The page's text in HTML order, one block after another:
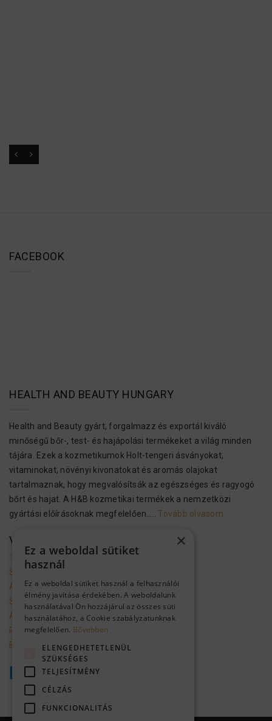
FACEBOOK
HEALTH AND BEAUTY HUNGARY
Health and Beauty gyárt, forgalmazz és exportál kiváló
minőségű bőr-, test- és hajápolási termékeket a világ minden
tájára. Ezek a kozmetikumok Holt-tengeri ásványokat,
vitaminokat, növényi kivonatokat és aromás olajokat
tartalmaznak, hogy megvalósítsák az egészséges és ragyogó
bőrt és hajat. A H&B kozmetikai termékek a nemzetközi
gyártási előírásoknak megfelelően….. Tovább olvasom
VEVŐSZOLGÁLAT
Szolgáltató adatai
Általános szerződési feltételek
Szállítási feltételek
Adatkezelési tájékoztató
Promóciók mappa a gmailbe
Ellálás a szerződéstől
×
Ez a weboldal sütiket
használ
Ez a weboldal sütiket használ a felhasználói
élmény javítása érdekében. A weboldalunk
használatával Ön hozzájárul az összes süti
használatához, a Cookie szabályzatunknak
megfelelően. Bővebben
ELENGEDHETETLENÜL
SZÜKSÉGES
TELJESÍTMÉNY
CÉLZÁS
FUNKCIONALITÁS